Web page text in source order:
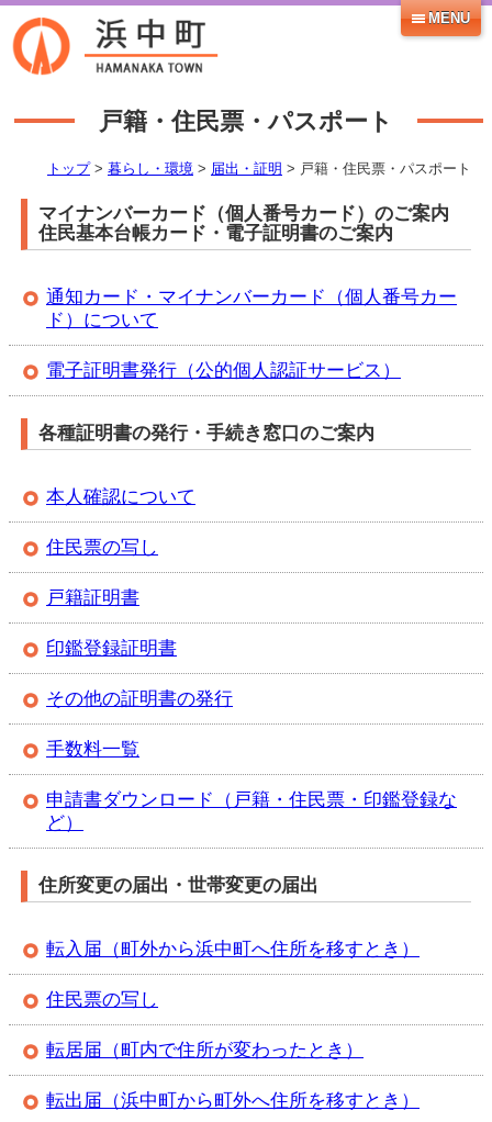
MENU
戸籍・住民票・パスポート
トップ> 暮らし・環境 > 届出・証明 > 戸籍・住民票・パスポート
マイナンバーカード（個人番号カード）のご案内
住民基本台帳カード・電子証明書のご案内
通知カード・マイナンバーカード（個人番号カー
ド）について
電子証明書発行（公的個人認証サービス）
各種証明書の発行・手続き窓口のご案内
本人確認について
住民票の写し
戸籍証明書
印鑑登録証明書
その他の証明書の発行
手数料一覧
申請書ダウンロード（戸籍・住民票・印鑑登録な
ど）
住所変更の届出・世帯変更の届出
転入届（町外から浜中町へ住所を移すとき）
住民票の写し
転居届（町内で住所が変わったとき）
転出届（浜中町から町外へ住所を移すとき）